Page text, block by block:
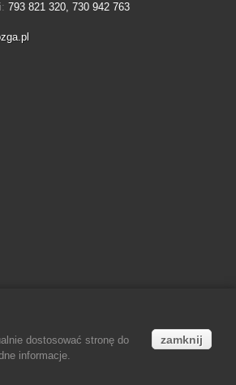
793 821 320, 730 942 763
dostosować stronę do
informacje.
zamknij